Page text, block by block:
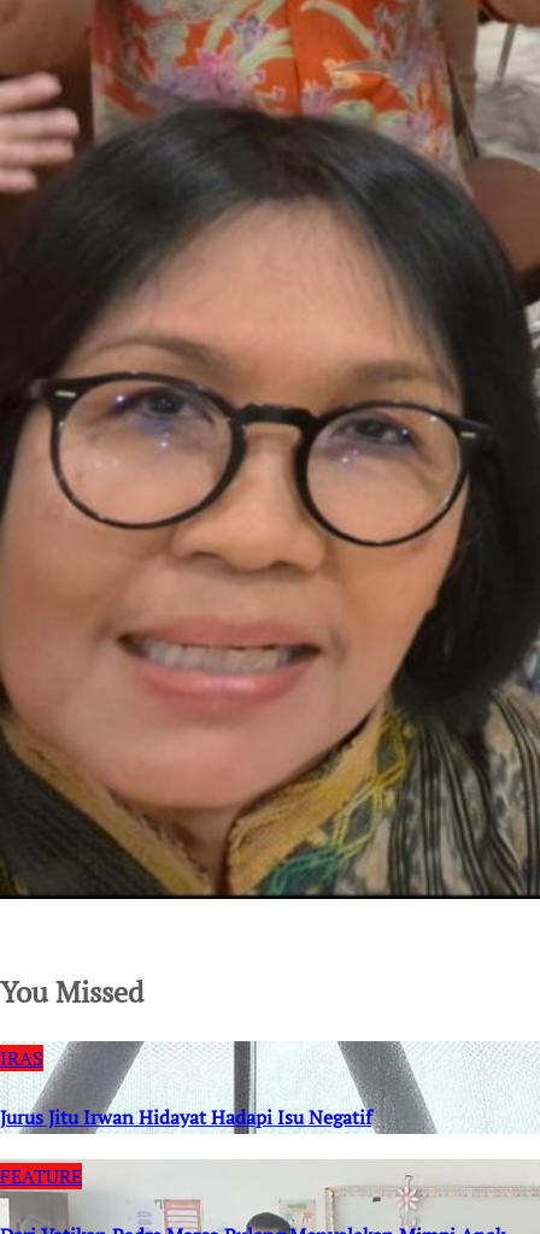
You Missed
IRAS
Jurus Jitu Irwan Hidayat Hadapi Isu Negatif
FEATURE